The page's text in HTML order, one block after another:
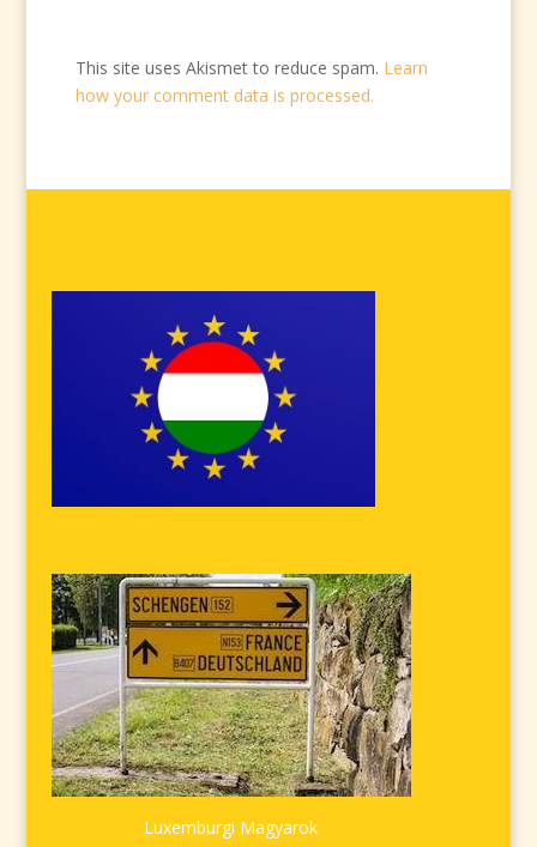
This site uses Akismet to reduce spam. Learn
how your comment data is processed.
Luxemburgi Magyarok